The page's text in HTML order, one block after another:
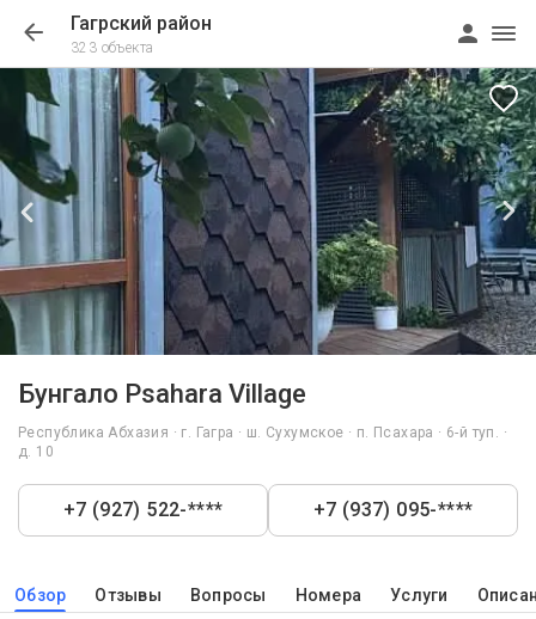
Гагрский район
323 объекта
Бунгало Psahara Village
Республика Абхазия · г. Гагра · ш. Сухумское · п. Псахара · 6-й туп. ·
д. 10
+7 (927) 522-**** +7 (937) 095-****
Обзор Отзывы Вопросы Номера Услуги